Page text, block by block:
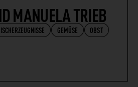
MANUELA TRIEB
GEMÜSE OBST